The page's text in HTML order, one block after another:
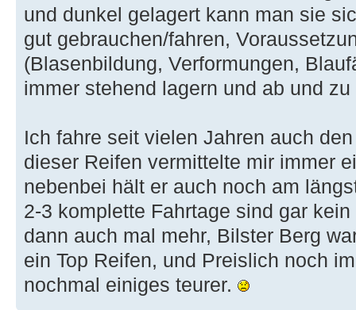
und dunkel gelagert kann man sie
gut gebrauchen/fahren,
(Blasenbildung, Verformungen,
immer stehend lagern und ab und
Ich fahre seit vielen Jahren auch
dieser Reifen vermittelte mir immer
nebenbei hält er auch noch am
2-3 komplette Fahrtage sind gar
dann auch mal mehr, Bilster Berg
ein Top Reifen, und Preislich noch
nochmal einiges teurer.